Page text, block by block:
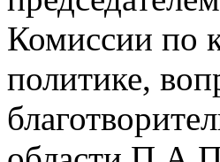
Комиссии по
политике,